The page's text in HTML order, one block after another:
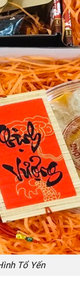
Tổ Yến